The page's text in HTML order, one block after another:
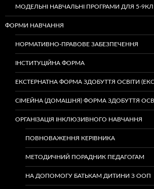
МОДЕЛЬНІ НАВЧАЛЬНІ ПРОГРАМИ ДЛЯ 5-
ФОРМИ НАВЧАННЯ
НОРМАТИВНО-ПРАВОВЕ ЗАБЕЗПЕЧЕННЯ
ІНСТИТУЦІЙНА ФОРМА
ЕКСТЕРНАТНА ФОРМА ЗДОБУТТЯ ОСВІТИ
СІМЕЙНА (ДОМАШНЯ) ФОРМА ЗДОБУТТЯ
ОРГАНІЗАЦІЯ ІНКЛЮЗИВНОГО НАВЧАННЯ
ПОВНОВАЖЕННЯ КЕРІВНИКА
МЕТОДИЧНИЙ ПОРАДНИК ПЕДАГОГАМ
НА ДОПОМОГУ БАТЬКАМ ДИТИНИ З ООП